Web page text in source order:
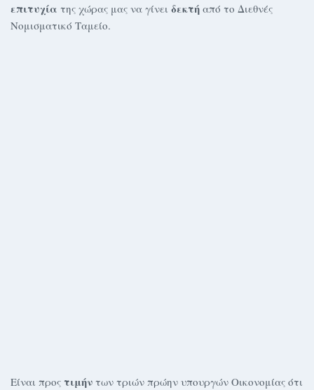
επιτυχία της χώρας μας να γίνει δεκτή από το Διεθνές
Νομισματικό Ταμείο.
Είναι προς τιμήν των τριών πρώην υπουργών Οικονομίας ότι